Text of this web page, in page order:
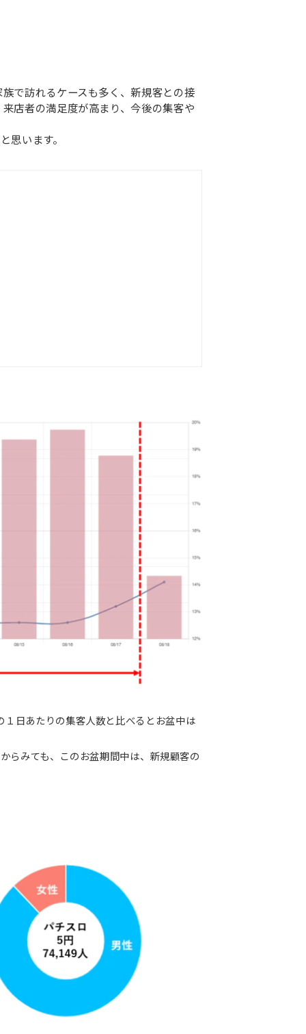
で訪れるケースも多く、新規客との接
店者の満足度が高まり、今後の集客や
思います。
日あたりの集客人数と比べるとお盆中は
らみても、このお盆期間中は、新規顧客の